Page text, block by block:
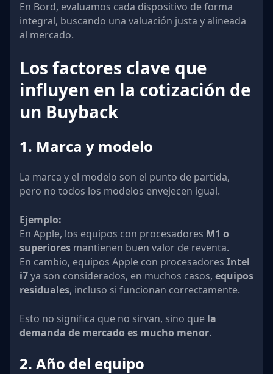
En Bord, evaluamos cada dispositivo de forma
integral, buscando una valuación justa y alineada
al mercado.
Los factores clave que
influyen en la cotización de
un Buyback
1. Marca y modelo
La marca y el modelo son el punto de partida,
pero no todos los modelos envejecen igual.
Ejemplo:
En Apple, los equipos con procesadores M1 o
superiores mantienen buen valor de reventa.
En cambio, equipos Apple con procesadores Intel
i7ya son considerados, en muchos casos, equipos
residuales, incluso si funcionan correctamente.
Esto no significa que no sirvan, sino que la
demanda de mercado es mucho menor.
2. Año del equipo